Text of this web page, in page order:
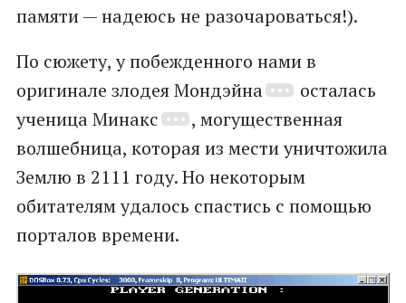
памяти — надеюсь не разочароваться!).
По сюжету, у побежденного нами в
оригинале злодея Мондэйна
осталась
ученица Минакс
, могущественная
волшебница, которая из мести уничтожила
Землю в 2111 году. Но некоторым
обитателям удалось спастись с помощью
порталов времени.